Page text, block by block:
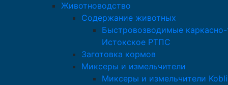
Животноводство
Содержание животных
Быстровозводимые
Истокское РТПС
Заготовка кормов
Миксеры и измельчители
Миксеры и измельчители